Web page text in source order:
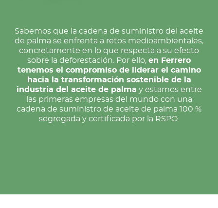
Sabemos que la cadena de suministro del aceite
de palma se enfrenta a retos medioambientales,
concretamente en lo que respecta a su efecto
sobre la deforestación. Por ello, en Ferrero
tenemos el compromiso de liderar el camino
hacia la transformación sostenible de la
industria del aceite de palma y estamos entre
las primeras empresas del mundo con una
cadena de suministro de aceite de palma 100 %
segregada y certificada por la RSPO.